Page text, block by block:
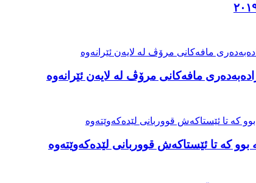
مافەکانی مرۆڤ لە لایەن ئێرانەوە
کە تا ئێستاکەش قووربانی لێدەکەوێتەوە